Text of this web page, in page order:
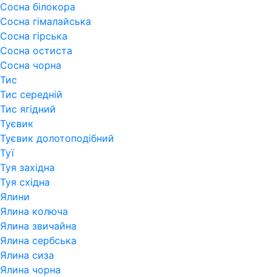
Сосна білокора
Сосна гімалайська
Сосна гірська
Сосна остиста
Сосна чорна
Тис
Тис середній
Тис ягідний
Туєвик
Туєвик долотоподібний
Туї
Туя західна
Туя східна
Ялини
Ялина колюча
Ялина звичайна
Ялина сербська
Ялина сиза
Ялина чорна